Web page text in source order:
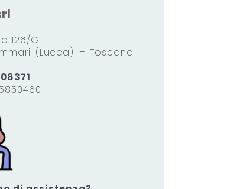
126/G
(Lucca) – Toscana